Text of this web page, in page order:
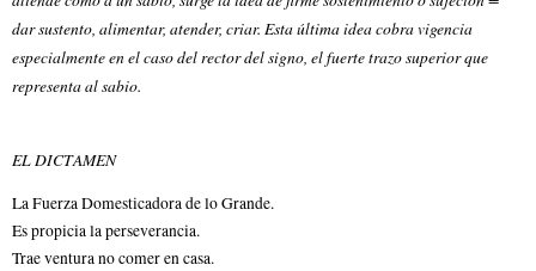
dar sustento, alimentar, atender, criar. Esta última idea cobra vigencia
especialmente en el caso del rector del signo, el fuerte trazo superior que
representa al sabio.
EL DICTAMEN
La Fuerza Domesticadora de lo Grande.
Es propicia la perseverancia.
Trae ventura no comer en casa.